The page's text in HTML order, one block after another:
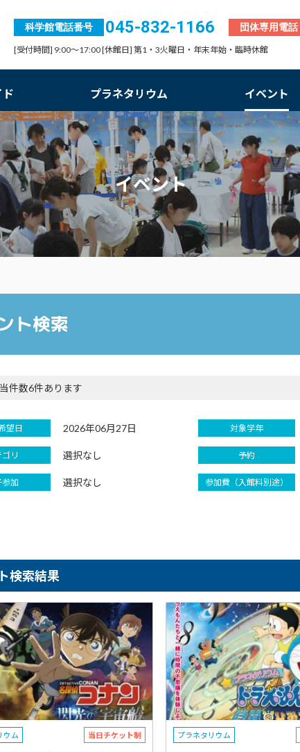
科学館電話番号 045-832-1166 団体専用電話
[受付時間] 9:00～17:00 [休館日] 第1・3火曜日・年末年始・臨時休館
ド プラネタリウム イベント
イベント
ト検索
件数6件あります
望日 2026年06月27日
リ 選択なし
参加 選択なし
対象学年
予約
参加費（入館料別途）
検索結果
ウム 当日チケット制 プラネタリウム